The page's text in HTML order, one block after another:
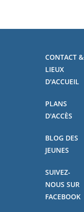
CONTACT &
LIEUX
D'ACCUEIL
PLANS
D'ACCÈS
BLOG DES
JEUNES
SUIVEZ-
NOUS SUR
FACEBOOK